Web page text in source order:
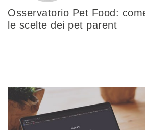
Osservatorio Pet Food:
le scelte dei pet parent